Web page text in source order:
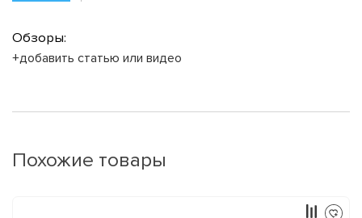
Обзоры:
+добавить статью или видео
Похожие товары